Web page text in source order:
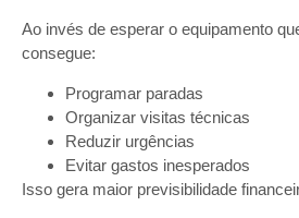
Ao invés de esperar o equipamento
consegue:
Programar paradas
Organizar visitas técnicas
Reduzir urgências
Evitar gastos inesperados
Isso gera maior previsibilidade